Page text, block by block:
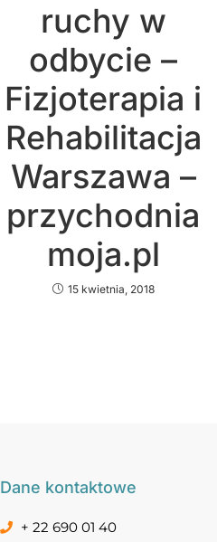
ruchy w
odbycie –
Fizjoterapia i
Rehabilitacja
Warszawa –
przychodnia
moja.pl
15 kwietnia, 2018
Dane kontaktowe
+ 22 690 01 40